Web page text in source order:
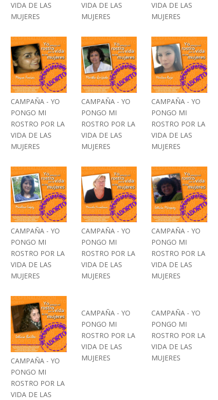
VIDA DE LAS
MUJERES
VIDA DE LAS
MUJERES
VIDA DE LAS
MUJERES
CAMPAÑA - YO
PONGO MI
ROSTRO POR LA
VIDA DE LAS
MUJERES
CAMPAÑA - YO
PONGO MI
ROSTRO POR LA
VIDA DE LAS
MUJERES
CAMPAÑA - YO
PONGO MI
ROSTRO POR LA
VIDA DE LAS
MUJERES
CAMPAÑA - YO
PONGO MI
ROSTRO POR LA
VIDA DE LAS
MUJERES
CAMPAÑA - YO
PONGO MI
ROSTRO POR LA
VIDA DE LAS
MUJERES
CAMPAÑA - YO
PONGO MI
ROSTRO POR LA
VIDA DE LAS
MUJERES
CAMPAÑA - YO
PONGO MI
ROSTRO POR LA
VIDA DE LAS
CAMPAÑA - YO
PONGO MI
ROSTRO POR LA
VIDA DE LAS
MUJERES
CAMPAÑA - YO
PONGO MI
ROSTRO POR LA
VIDA DE LAS
MUJERES